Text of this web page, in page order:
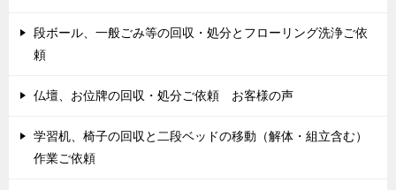
段ボール、一般ごみ等の回収・処分とフローリング洗浄ご依
頼
仏壇、お位牌の回収・処分ご依頼 お客様の声
学習机、椅子の回収と二段ベッドの移動（解体・組立含む）
作業ご依頼